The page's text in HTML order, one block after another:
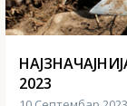
2023